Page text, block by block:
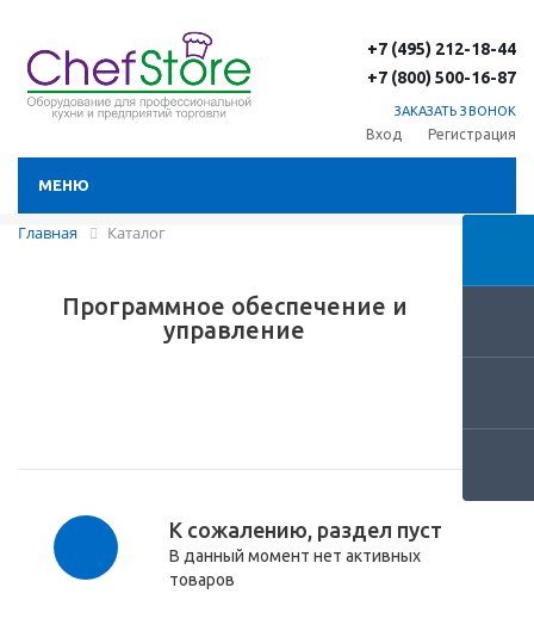
+7 (495) 212-18-44
+7 (800) 500-16-87
ЗАКАЗАТЬ ЗВОНОК
Вход Регистрация
МЕНЮ
Главная Каталог
Программное обеспечение и
управление
К сожалению, раздел пуст
В данный момент нет активных
товаров